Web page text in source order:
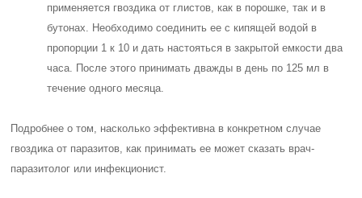
применяется гвоздика от глистов, как в порошке, так и в
бутонах. Необходимо соединить ее с кипящей водой в
пропорции 1 к 10 и дать настояться в закрытой емкости два
часа. После этого принимать дважды в день по 125 мл в
течение одного месяца.
Подробнее о том, насколько эффективна в конкретном случае
гвоздика от паразитов, как принимать ее может сказать врач-
паразитолог или инфекционист.